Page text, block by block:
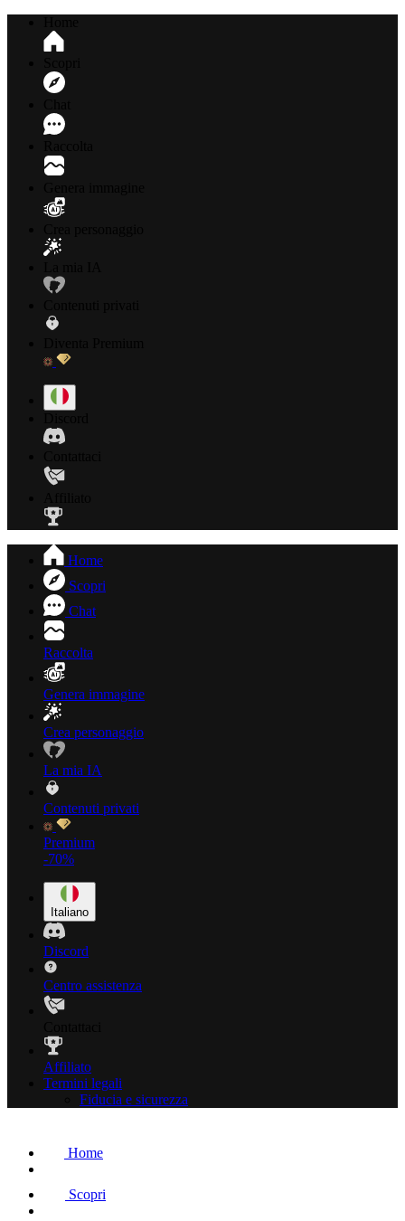
Home
Scopri
Chat
Raccolta
Genera immagine
Crea personaggio
La mia IA
Contenuti privati
Premium
-70%
Italiano
Discord
Centro assistenza
Affiliato
Termini legali
Fiducia e sicurezza
Home
Scopri